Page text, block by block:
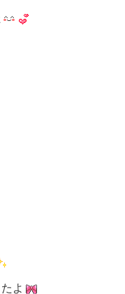
よ